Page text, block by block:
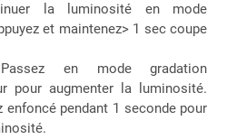
la luminosité en mode
et maintenez> 1 sec coupe
en mode gradation
pour augmenter la luminosité.
enfoncé pendant 1 seconde pour